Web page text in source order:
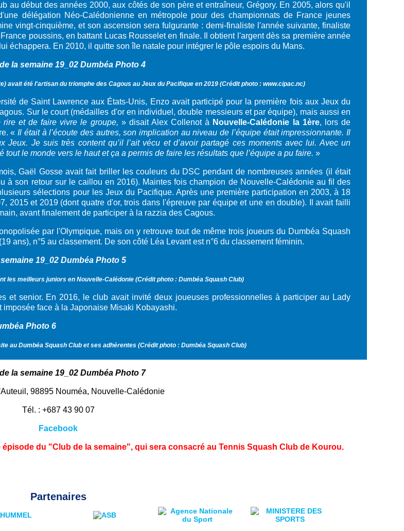
début des années 2000, aux côtés de son père et entraîneur, Grégory. En 2005, alors qu'il
délégation Néo-Calédonienne en métropole pour des championnats de France jeunes
vingt-cinquième, et son ascension sera fulgurante : demi-finaliste l'année suivante, finaliste
poussins, en battant Lucas Rousselet en finale. Il obtient l'argent dès sa première année
échappera. En 2010, il quitte son île natale pour intégrer le pôle espoirs du Mans.
avait été l'artisan du triomphe des Cagous au Jeux du Pacifique en 2019 (Crédit photo : www.cipac.nc)
de Saint Lawrence aux États-Unis, Enzo avait participé pour la première fois aux Jeux du
Sur le court (médailles d'or en individuel, double messieurs et par équipe), mais aussi en
rire et de faire vivre le groupe, » disait Alex Collenot à Nouvelle-Calédonie la 1ère, lors de
«Il était à l’écoute des autres, son implication au niveau de l’équipe était impressionnante. Il
Je suis très content qu’il l’ait vécu et d’avoir partagé ces moments avec lui. Avec un
le monde vers le haut et ça a permis de faire les résultats que l’équipe a pu faire. »
Gaël Gosse avait fait briller les couleurs du DSC pendant de nombreuses années (il était
à son retour sur le caillou en 2016). Maintes fois champion de Nouvelle-Calédonie au fil des
sélections pour les Jeux du Pacifique. Après une première participation en 2003, à 18
2015 et 2019 (dont quatre d'or, trois dans l'épreuve par équipe et une en double). Il avait failli
avant finalement de participer à la razzia des Cagous.
par l'Olympique, mais on y retrouve tout de même trois joueurs du Dumbéa Squash
ans), n°5 au classement. De son côté Léa Levant est n°6 du classement féminin.
les meilleurs juniors en Nouvelle-Calédonie (Crédit photo : Dumbéa Squash Club)
et senior. En 2016, le club avait invité deux joueuses professionnelles à participer au Lady
face à la Japonaise Misaki Kobayashi.
au Dumbéa Squash Club et ses adhérentes (Crédit photo : Dumbéa Squash Club)
98895 Nouméa, Nouvelle-Calédonie
Tél. : +687 43 90 07
Facebook
du "Club de la semaine", qui sera consacré au Tennis Squash Club de Kourou.
Partenaires